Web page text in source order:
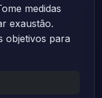
medidas
exaustão.
objetivos para